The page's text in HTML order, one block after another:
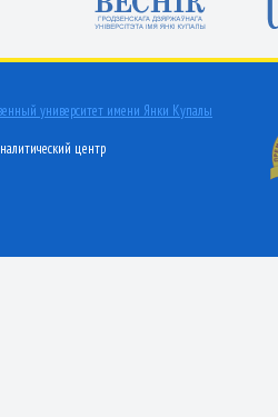
университет имени Янки Купалы
центр